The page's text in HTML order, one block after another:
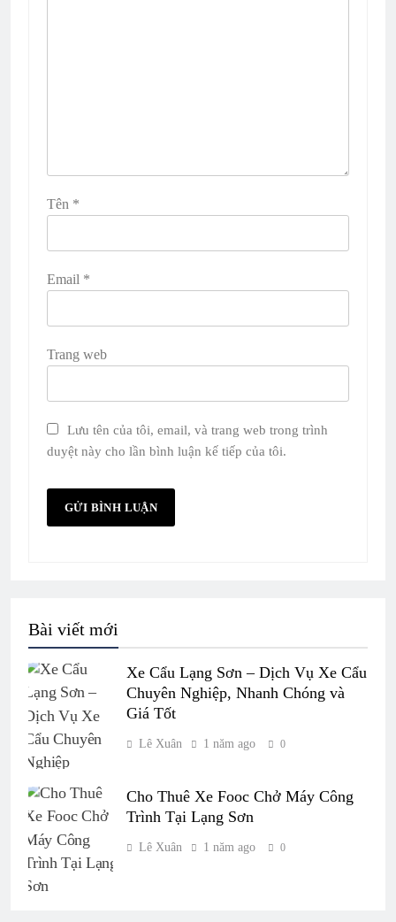
Tên *
Email *
Trang web
Lưu tên của tôi, email, và trang web trong trình
duyệt này cho lần bình luận kế tiếp của tôi.
Bài viết mới
Xe Cẩu Lạng Sơn – Dịch Vụ Xe Cẩu
Chuyên Nghiệp, Nhanh Chóng và
Giá Tốt
Lê Xuân 1 năm ago 0
Cho Thuê Xe Fooc Chở Máy Công
Trình Tại Lạng Sơn
Lê Xuân 1 năm ago 0